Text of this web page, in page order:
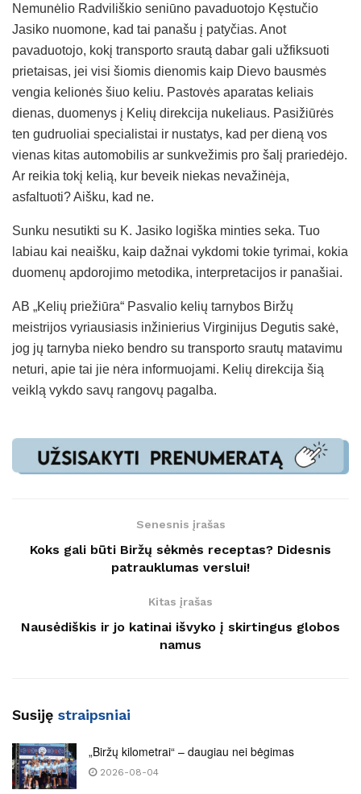
Nemunėlio Radviliškio seniūno pavaduotojo Kęstučio
Jasiko nuomone, kad tai panašu į patyčias. Anot
pavaduotojo, kokį transporto srautą dabar gali užfiksuoti
prietaisas, jei visi šiomis dienomis kaip Dievo bausmės
vengia kelionės šiuo keliu. Pastovės aparatas keliais
dienas, duomenys į Kelių direkcija nukeliaus. Pasižiūrės
ten gudruoliai specialistai ir nustatys, kad per dieną vos
vienas kitas automobilis ar sunkvežimis pro šalį prariedėjo.
Ar reikia tokį kelią, kur beveik niekas nevažinėja,
asfaltuoti? Aišku, kad ne.
Sunku nesutikti su K. Jasiko logiška minties seka. Tuo
labiau kai neaišku, kaip dažnai vykdomi tokie tyrimai, kokia
duomenų apdorojimo metodika, interpretacijos ir panašiai.
AB „Kelių priežiūra“ Pasvalio kelių tarnybos Biržų
meistrijos vyriausiasis inžinierius Virginijus Degutis sakė,
jog jų tarnyba nieko bendro su transporto srautų matavimu
neturi, apie tai jie nėra informuojami. Kelių direkcija šią
veiklą vykdo savų rangovų pagalba.
Senesnis įrašas
Koks gali būti Biržų sėkmės receptas? Didesnis
patrauklumas verslui!
Kitas įrašas
Nausėdiškis ir jo katinai išvyko į skirtingus globos
namus
Susiję straipsniai
„Biržų kilometrai“ – daugiau nei bėgimas
2026-08-04